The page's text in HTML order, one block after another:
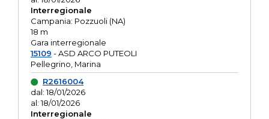
Interregionale
Campania: Pozzuoli (NA)
18 m
Gara interregionale
15109 - ASD ARCO PUTEOLI
Pellegrino, Marina
R2616004
dal: 18/01/2026
al: 18/01/2026
Interregionale